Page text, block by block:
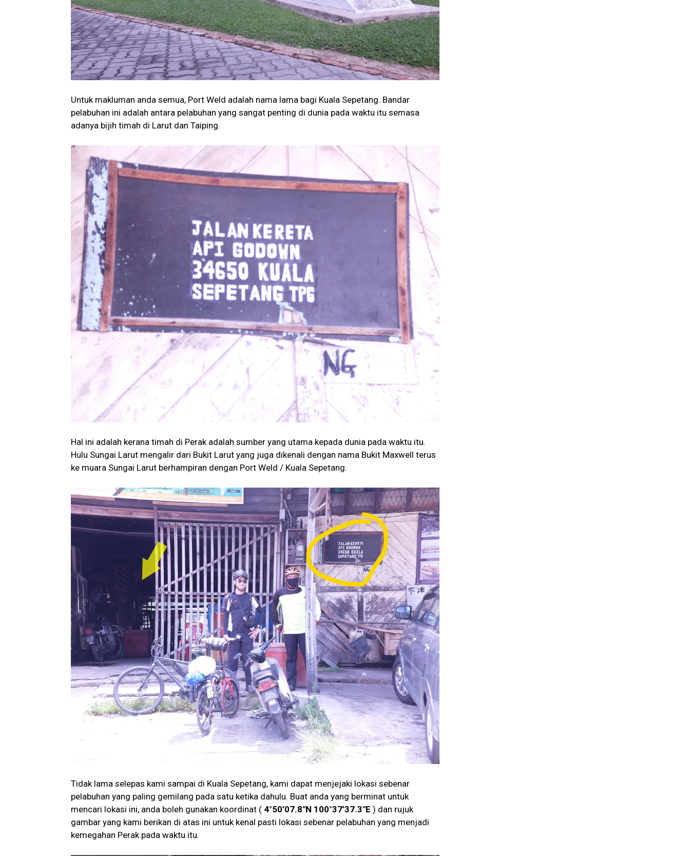
Untuk makluman anda semua, Port Weld adalah nama lama bagi Kuala Sepetang. Bandar
pelabuhan ini adalah antara pelabuhan yang sangat penting di dunia pada waktu itu semasa
adanya bijih timah di Larut dan Taiping.
Hal ini adalah kerana timah di Perak adalah sumber yang utama kepada dunia pada waktu itu.
Hulu Sungai Larut mengalir dari Bukit Larut yang juga dikenali dengan nama Bukit Maxwell terus
ke muara Sungai Larut berhampiran dengan Port Weld / Kuala Sepetang.
Tidak lama selepas kami sampai di Kuala Sepetang, kami dapat menjejaki lokasi sebenar
pelabuhan yang paling gemilang pada satu ketika dahulu. Buat anda yang berminat untuk
mencari lokasi ini, anda boleh gunakan koordinat ( 4°50’07.8″N 100°37’37.3″E ) dan rujuk
gambar yang kami berikan di atas ini untuk kenal pasti lokasi sebenar pelabuhan yang menjadi
kemegahan Perak pada waktu itu.